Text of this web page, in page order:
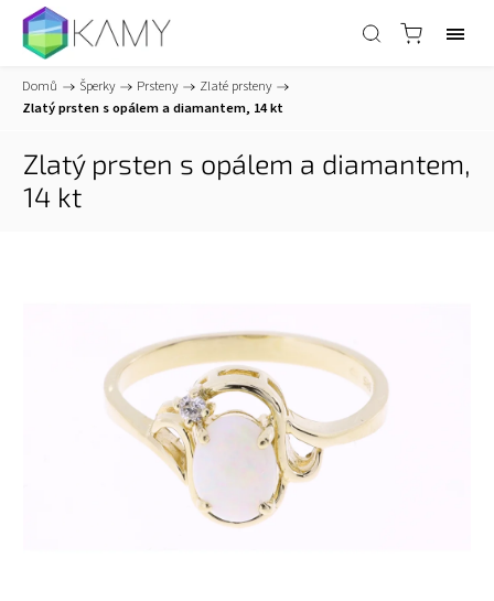
Domů / Šperky / Prsteny / Zlaté prsteny /
Zlatý prsten s opálem a diamantem, 14 kt
Zlatý prsten s opálem a diamantem,
14 kt